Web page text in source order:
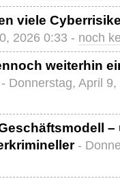
viele
2026 0:33 - noch
weiterhin
- Donnerstag, April
-